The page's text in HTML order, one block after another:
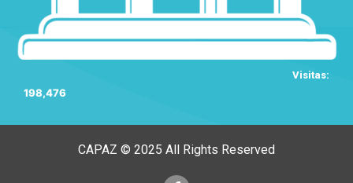
Visitas:
198,476
CAPAZ © 2025 All Rights Reserved